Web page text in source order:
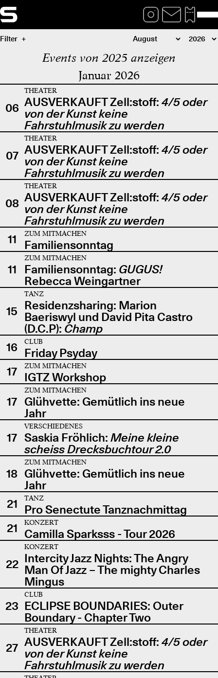
Filter
Events von 2025 anzeigen
Januar 2026
06
THEATER
AUSVERKAUFT Zell:stoff: 4/5 oder
von der Kunst keine
Fahrstuhlmusik zu werden
07
THEATER
AUSVERKAUFT Zell:stoff: 4/5 oder
von der Kunst keine
Fahrstuhlmusik zu werden
08
THEATER
AUSVERKAUFT Zell:stoff: 4/5 oder
von der Kunst keine
Fahrstuhlmusik zu werden
11
ZUM MITMACHEN
Familiensonntag
11
ZUM MITMACHEN
Familiensonntag: GUGUS!
Rebecca Weingartner
15
TANZ
Residenzsharing: Marion
Baeriswyl und David Pita Castro
(D.C.P): Champ
16
CLUB
Friday Psyday
17
ZUM MITMACHEN
IGTZ Workshop
17
ZUM MITMACHEN
Glühvette: Gemütlich ins neue
Jahr
17
VERSCHIEDENES
Saskia Fröhlich: Meine kleine
scheiss Drecksbuchtour 2.0
18
ZUM MITMACHEN
Glühvette: Gemütlich ins neue
Jahr
21
TANZ
Pro Senectute Tanznachmittag
21
KONZERT
Camilla Sparksss - Tour 2026
22
KONZERT
Intercity Jazz Nights: The Angry
Man Of Jazz – The mighty Charles
Mingus
23
CLUB
ECLIPSE BOUNDARIES: Outer
Boundary - Chapter Two
27
THEATER
AUSVERKAUFT Zell:stoff: 4/5 oder
von der Kunst keine
Fahrstuhlmusik zu werden